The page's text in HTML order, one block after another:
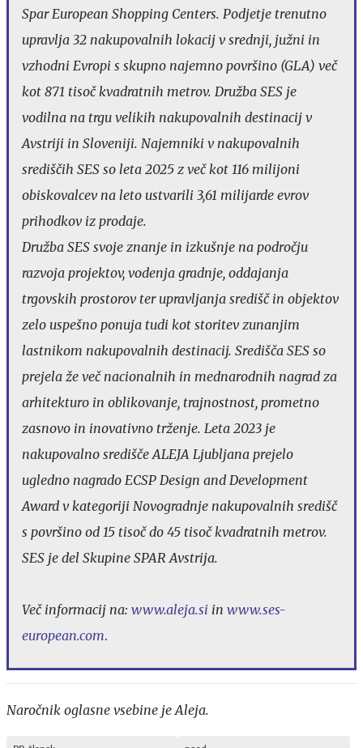
Spar European Shopping Centers. Podjetje trenutno
upravlja 32 nakupovalnih lokacij v srednji, južni in
vzhodni Evropi s skupno najemno površino (GLA) več
kot 871 tisoč kvadratnih metrov. Družba SES je
vodilna na trgu velikih nakupovalnih destinacij v
Avstriji in Sloveniji. Najemniki v nakupovalnih
središčih SES so leta 2025 z več kot 116 milijoni
obiskovalcev na leto ustvarili 3,61 milijarde evrov
prihodkov iz prodaje.
Družba SES svoje znanje in izkušnje na področju
razvoja projektov, vodenja gradnje, oddajanja
trgovskih prostorov ter upravljanja središč in objektov
zelo uspešno ponuja tudi kot storitev zunanjim
lastnikom nakupovalnih destinacij. Središča SES so
prejela že več nacionalnih in mednarodnih nagrad za
arhitekturo in oblikovanje, trajnostnost, prometno
zasnovo in inovativno trženje. Leta 2023 je
nakupovalno središče ALEJA Ljubljana prejelo
ugledno nagrado ECSP Design and Development
Award v kategoriji Novogradnje nakupovalnih središč
s površino od 15 tisoč do 45 tisoč kvadratnih metrov.
SES je del Skupine SPAR Avstrija.
Več informacij na: www.aleja.si in www.ses-
european.com.
Naročnik oglasne vsebine je Aleja.